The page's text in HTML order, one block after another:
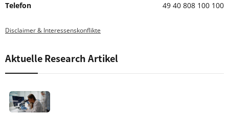
Telefon 49 40 808 100 100
Disclaimer & Interessenskonflikte
Aktuelle Research Artikel